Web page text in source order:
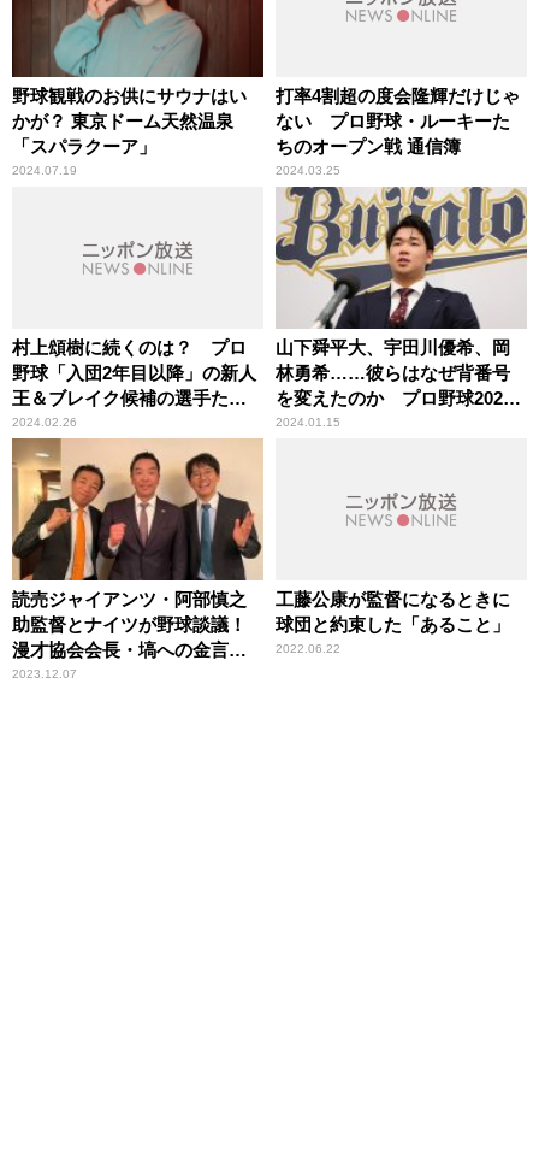
野球観戦のお供にサウナはい
かが？ 東京ドーム天然温泉
「スパラクーア」
2024.07.19
打率4割超の度会隆輝だけじゃ
ない プロ野球・ルーキーた
ちのオープン戦 通信簿
2024.03.25
村上頌樹に続くのは？ プロ
野球「入団2年目以降」の新人
王＆ブレイク候補の選手たち
（セ・リーグ編）
2024.02.26
山下舜平大、宇田川優希、岡
林勇希……彼らはなぜ背番号
を変えたのか プロ野球2024
新背番号物語
2024.01.15
読売ジャイアンツ・阿部慎之
助監督とナイツが野球談議！
漫才協会会長・塙への金言
も……！？
2023.12.07
工藤公康が監督になるときに
球団と約束した「あること」
2022.06.22